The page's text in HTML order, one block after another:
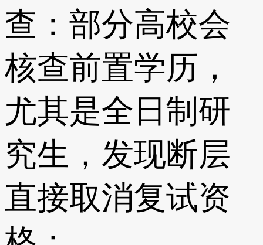
查：部分高校会
核查前置学历，
尤其是全日制研
究生，发现断层
直接取消复试资